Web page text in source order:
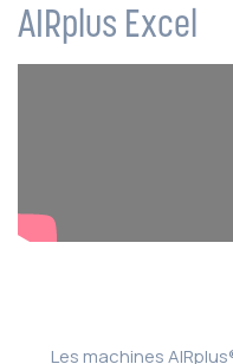
AIRplus Excel
Les machines